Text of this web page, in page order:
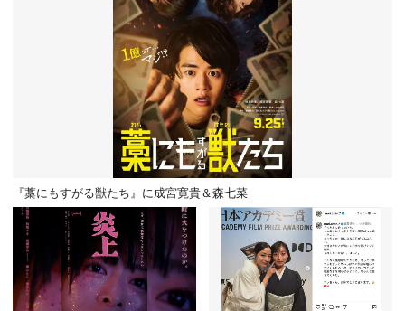
『藁にもすがる獣たち』に成宮寛貴＆森七菜